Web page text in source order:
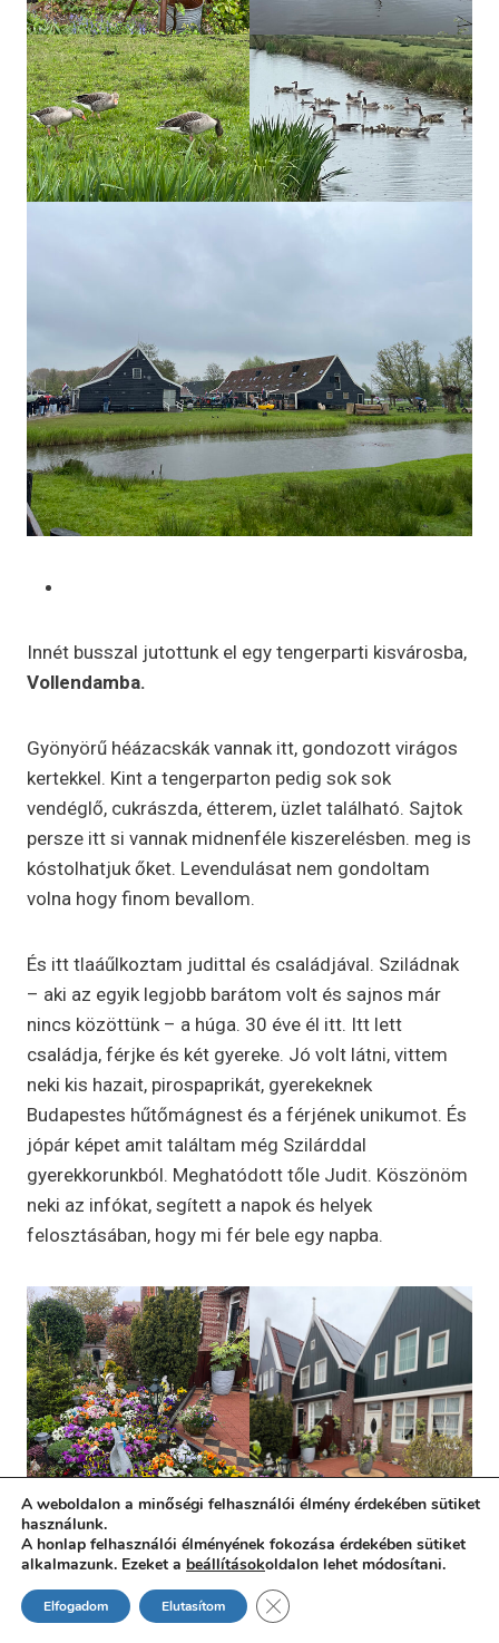
Innét busszal jutottunk el egy tengerparti kisvárosba,
Vollendamba.
Gyönyörű héázacskák vannak itt, gondozott virágos
kertekkel. Kint a tengerparton pedig sok sok
vendéglő, cukrászda, étterem, üzlet található. Sajtok
persze itt si vannak midnenféle kiszerelésben. meg is
kóstolhatjuk őket. Levendulásat nem gondoltam
volna hogy finom bevallom.
És itt tlaáűlkoztam judittal és családjával. Sziládnak
– aki az egyik legjobb barátom volt és sajnos már
nincs közöttünk – a húga. 30 éve él itt. Itt lett
családja, férjke és két gyereke. Jó volt látni, vittem
neki kis hazait, pirospaprikát, gyerekeknek
Budapestes hűtőmágnest és a férjének unikumot. És
jópár képet amit találtam még Szilárddal
gyerekkorunkból. Meghatódott tőle Judit. Köszönöm
neki az infókat, segített a napok és helyek
felosztásában, hogy mi fér bele egy napba.
A weboldalon a minőségi felhasználói élmény érdekében sütiket
használunk.
A honlap felhasználói élményének fokozása érdekében sütiket
alkalmazunk. Ezeket a beállításokoldalon lehet módosítani.
Elfogadom Elutasítom CLOSE GDPR COOKIE